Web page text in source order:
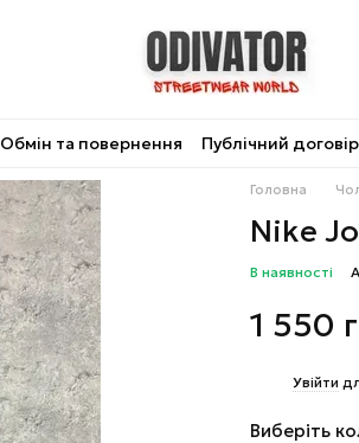
Обмін та повернення Публічний
Головна
Nike
В наявності
1 550
Увійти
Виберіть